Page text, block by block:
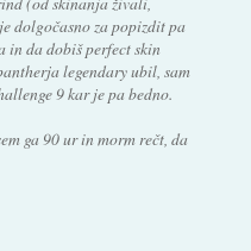
dolgočasno za popizdit pa
in da dobiš perfect skin
legendary ubil, sam
9 kar je pa bedno.
ga 90 ur in morm rečt, da